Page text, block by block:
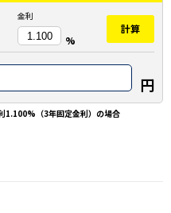
金利
%
計算
円
1.100%（3年固定金利）の場合